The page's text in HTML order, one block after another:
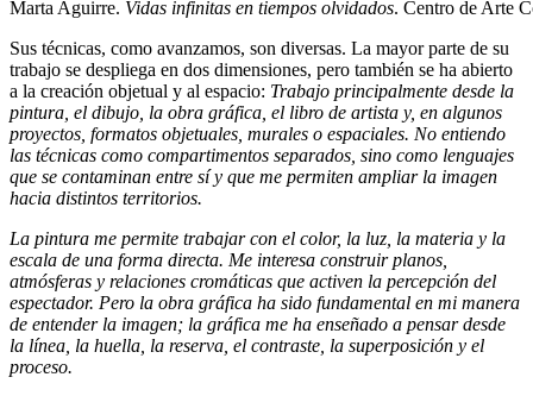
Marta Aguirre. Vidas infinitas en tiempos olvidados. Centro de Arte
Sus técnicas, como avanzamos, son diversas. La mayor parte de su
trabajo se despliega en dos dimensiones, pero también se ha abierto
a la creación objetual y al espacio: Trabajo principalmente desde la
pintura, el dibujo, la obra gráfica, el libro de artista y, en algunos
proyectos, formatos objetuales, murales o espaciales. No entiendo
las técnicas como compartimentos separados, sino como lenguajes
que se contaminan entre sí y que me permiten ampliar la imagen
hacia distintos territorios.
La pintura me permite trabajar con el color, la luz, la materia y la
escala de una forma directa. Me interesa construir planos,
atmósferas y relaciones cromáticas que activen la percepción del
espectador. Pero la obra gráfica ha sido fundamental en mi manera
de entender la imagen; la gráfica me ha enseñado a pensar desde
la línea, la huella, la reserva, el contraste, la superposición y el
proceso.